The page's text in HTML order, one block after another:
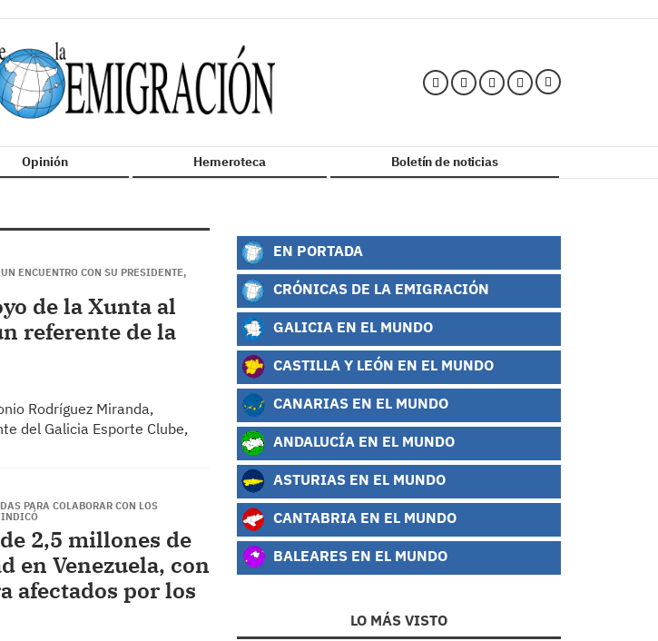
Opinión Hemeroteca Boletín de noticias
ENCUENTRO CON SU PRESIDENTE,
de la Xunta al
referente de la
Rodríguez Miranda,
del Galicia Esporte Clube,
PARA COLABORAR CON LOS
INDICÓ
2,5 millones de
en Venezuela, con
afectados por los
EN PORTADA
CRÓNICAS DE LA EMIGRACIÓN
GALICIA EN EL MUNDO
CASTILLA Y LEÓN EN EL MUNDO
CANARIAS EN EL MUNDO
ANDALUCÍA EN EL MUNDO
ASTURIAS EN EL MUNDO
CANTABRIA EN EL MUNDO
BALEARES EN EL MUNDO
LO MÁS VISTO